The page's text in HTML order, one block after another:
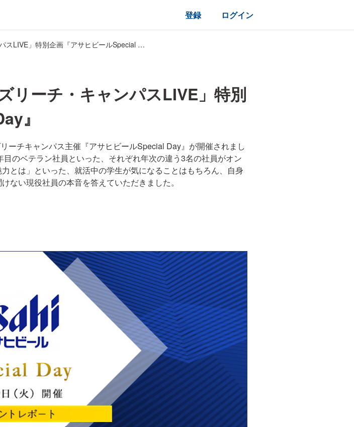
登録 ログイン
人気企業のリアルに迫る「ビズリーチ・キャンパスLIVE」特別企画『アサヒビールSpecial Day』
リーチ・キャンパスLIVE」特別
』
ーチキャンパス主催『アサヒビールSpecial Day』が開催されまし
のベテラン社員といった、それぞれ年次の違う3名の社員がオン
とは」といった、就活中の学生が気になることはもちろん、自身
ない現役社員の本音を答えていただきました。